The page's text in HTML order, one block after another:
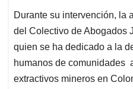
Durante su intervención, la
del Colectivo de Abogados
quien se ha dedicado a la
humanos de comunidades
extractivos mineros en